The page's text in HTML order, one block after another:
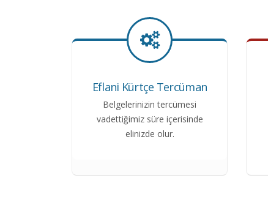
Eflani Kürtçe Tercüman
Belgelerinizin tercümesi
vadettiğimiz süre içerisinde
elinizde olur.